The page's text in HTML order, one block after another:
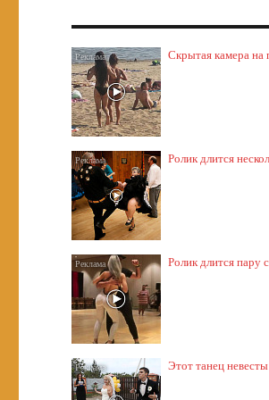
Скрытая камера
Ролик длится
Ролик длится пару
Этот танец